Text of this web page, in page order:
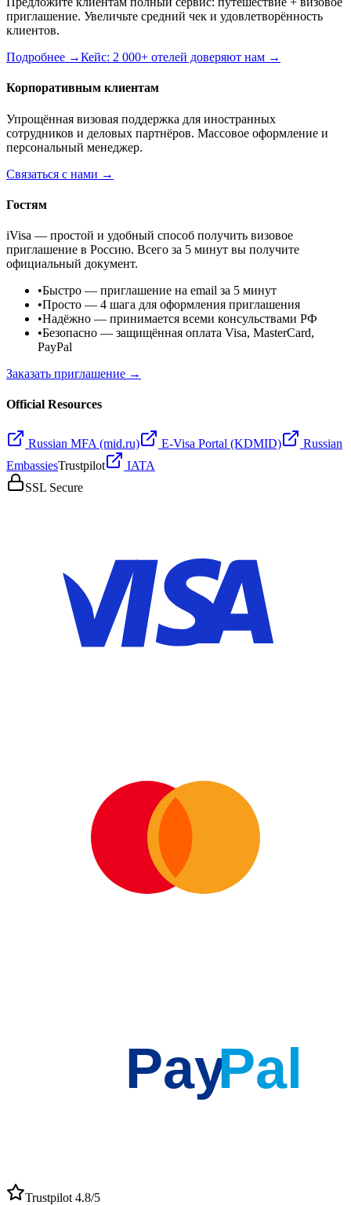
приглашение. Увеличьте средний чек и удовлетворённость
клиентов.
Подробнее →Кейс: 2 000+ отелей доверяют нам →
Корпоративным клиентам
Упрощённая визовая поддержка для иностранных
сотрудников и деловых партнёров. Массовое оформление и
персональный менеджер.
Связаться с нами →
Гостям
iVisa — простой и удобный способ получить визовое
приглашение в Россию. Всего за 5 минут вы получите
официальный документ.
•Быстро — приглашение на email за 5 минут
•Просто — 4 шага для оформления приглашения
•Надёжно — принимается всеми консульствами РФ
•Безопасно — защищённая оплата Visa, MasterCard,
PayPal
Заказать приглашение →
Official Resources
Russian MFA (mid.ru) E-Visa Portal (KDMID)
Russian
EmbassiesTrustpilot
IATA
SSL Secure
PayPal
Trustpilot 4.8/5